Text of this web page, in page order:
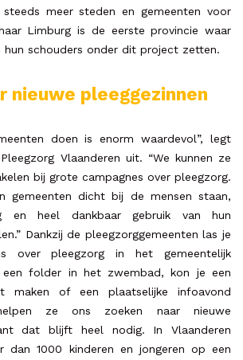
steeds meer steden en gemeenten voor
Limburg is de eerste provincie waar
hun schouders onder dit project zetten.
nieuwe pleeggezinnen
doen is enorm waardevol”, legt
Vlaanderen uit. “We kunnen ze
bij grote campagnes over pleegzorg.
gemeenten dicht bij de mensen staan,
en heel dankbaar gebruik van hun
Dankzij de pleegzorggemeenten las je
over pleegzorg in het gemeentelijk
folder in het zwembad, kon je een
maken of een plaatselijke infoavond
ze ons zoeken naar nieuwe
dat blijft heel nodig. In Vlaanderen
dan 1000 kinderen en jongeren op een